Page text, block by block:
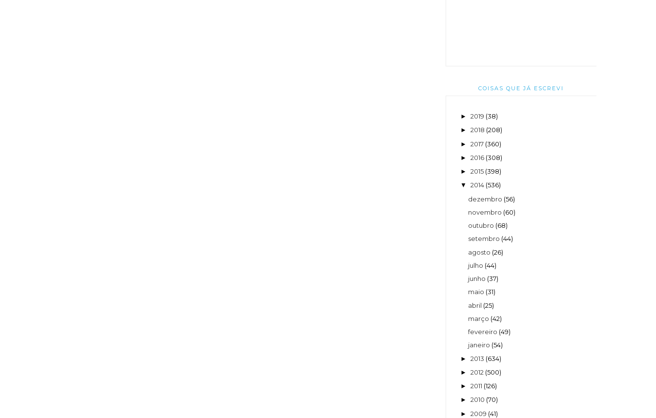
COISAS QUE JÁ ESCREVI
► 2019 (38)
► 2018 (208)
► 2017 (360)
► 2016 (308)
► 2015 (398)
▼ 2014 (536)
dezembro (56)
novembro (60)
outubro (68)
setembro (44)
agosto (26)
julho (44)
junho (37)
maio (31)
abril (25)
março (42)
fevereiro (49)
janeiro (54)
► 2013 (634)
► 2012 (500)
► 2011 (126)
► 2010 (70)
► 2009 (41)